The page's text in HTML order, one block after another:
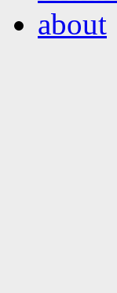
about